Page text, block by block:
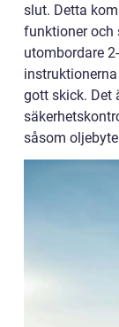
slut. Detta
funktioner och
utombordare
gott skick. Det
såsom